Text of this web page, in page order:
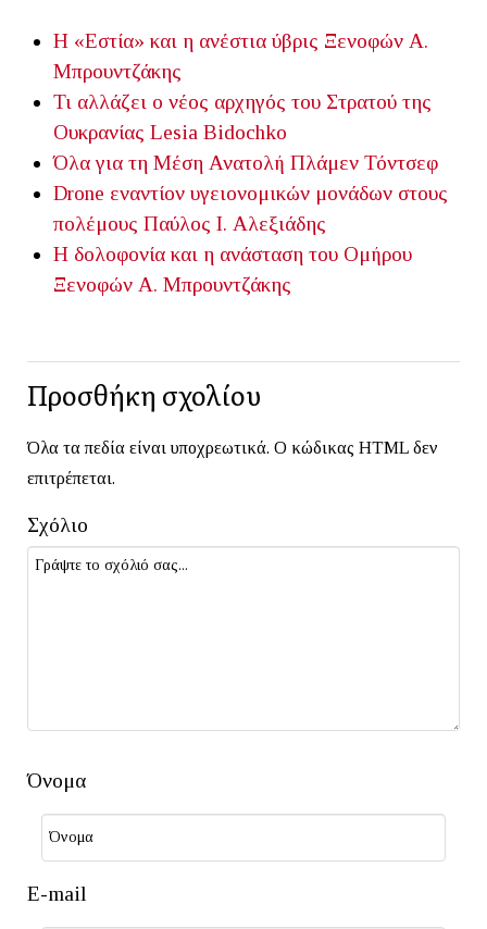
Η «Εστία» και η ανέστια ύβρις Ξενοφών Α.
Μπρουντζάκης
Τι αλλάζει ο νέος αρχηγός του Στρατού της
Ουκρανίας Lesia Bidochko
Όλα για τη Μέση Ανατολή Πλάμεν Τόντσεφ
Drone εναντίον υγειονομικών μονάδων στους
πολέμους Παύλος Ι. Αλεξιάδης
Η δολοφονία και η ανάσταση του Ομήρου
Ξενοφών Α. Μπρουντζάκης
Προσθήκη σχολίου
Όλα τα πεδία είναι υποχρεωτικά. Ο κώδικας HTML δεν
επιτρέπεται.
Σχόλιο
Όνομα
E-mail